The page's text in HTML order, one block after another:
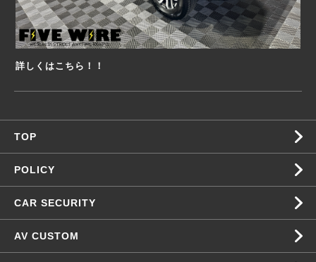
詳しくはこちら！！
TOP
POLICY
CAR SECURITY
AV CUSTOM